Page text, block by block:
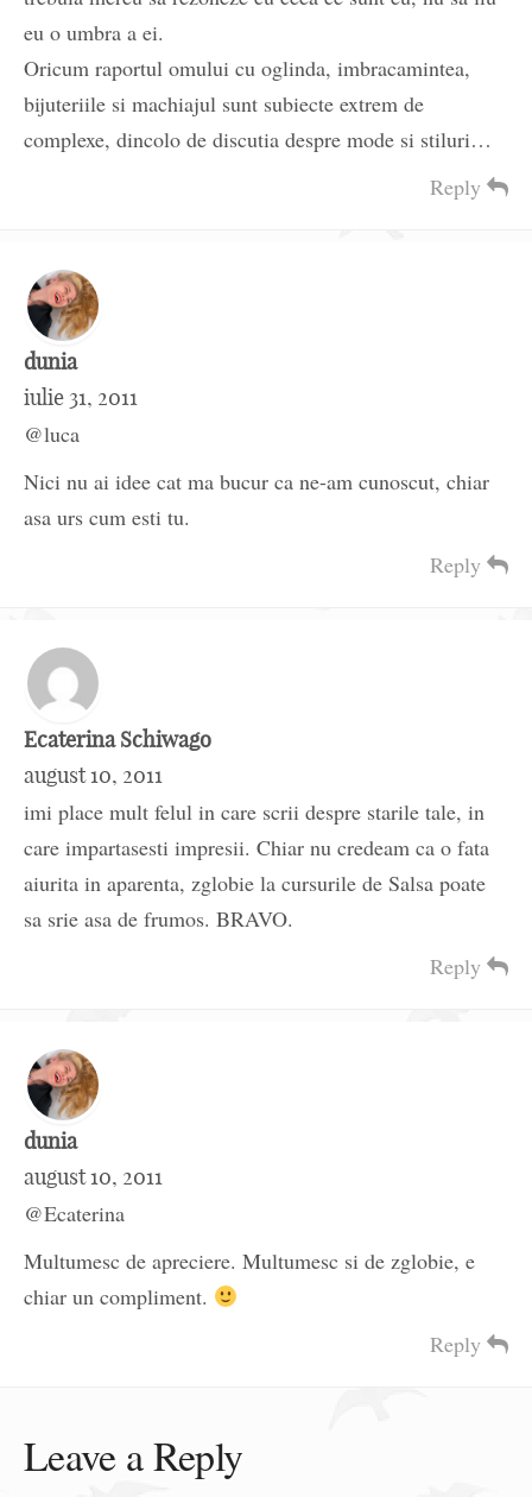
eu o umbra a ei.
Oricum raportul omului cu oglinda, imbracamintea,
bijuteriile si machiajul sunt subiecte extrem de
complexe, dincolo de discutia despre mode si stiluri…
Reply
dunia
iulie 31, 2011
@luca
Nici nu ai idee cat ma bucur ca ne-am cunoscut, chiar
asa urs cum esti tu.
Reply
Ecaterina Schiwago
august 10, 2011
imi place mult felul in care scrii despre starile tale, in
care impartasesti impresii. Chiar nu credeam ca o fata
aiurita in aparenta, zglobie la cursurile de Salsa poate
sa srie asa de frumos. BRAVO.
Reply
dunia
august 10, 2011
@Ecaterina
Multumesc de apreciere. Multumesc si de zglobie, e
chiar un compliment.
Reply
Leave a Reply